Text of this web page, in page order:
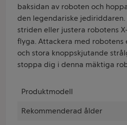
baksidan av roboten och
den legendariske jediriddaren.
striden eller justera robotens
flyga. Attackera med robotens
och stora knoppskjutande
stoppa dig i denna mäktiga
Produktmodell
Rekommenderad ålder